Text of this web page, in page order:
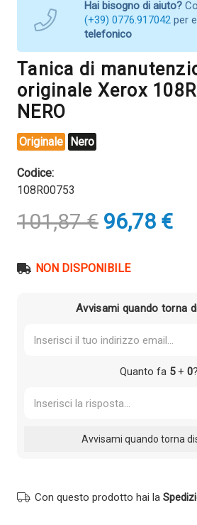
Hai bisogno di aiuto?
(+39) 0776.917042 per
telefonico
Tanica di
originale Xerox
NERO
Originale Nero
Codice:
108R00753
101,87€ Il
prezzo
era:
96,78 €Il
NON DISPONIBILE
Avvisami quando torna
Quanto fa 5+ 0?
Con questo prodotto hai la